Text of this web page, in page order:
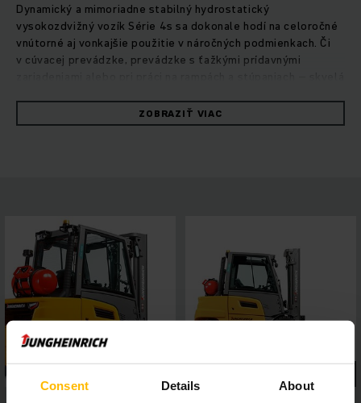
Consent Details About
Dynamický a mimoriadne stabilný hydrostatický
vysokozdvižný vozík Série 4s sa dokonale hodí na celoročné
vnútorné aj vonkajšie použitie v náročných podmienkach. Či
v cúvacej prevádzke, prevádzke s ťažkými prídavnými
Robustné vysokozdvižné vozíky presviedčajú rýchlym
a spoľahlivým manévrovaním pri maximálnej energetickej
programami jazdy a asistenčné systémy, ktoré možno
jednoducho pripojiť cez rozhranie, umožňujú flexibilné
prispôsobenie požiadavkám rôznych typov použitia, zatiaľ čo
panoramatická strecha zabezpečuje výborný výhľad z vozíka.
Takto sa zaručí bezpečná a presná práca v každej situácii.
ZOBRAZIŤ VIAC